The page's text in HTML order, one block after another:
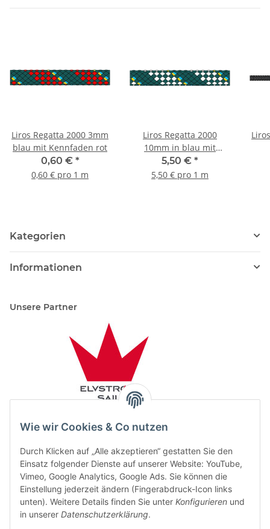
Wie wir Cookies & Co nutzen
Durch Klicken auf „Alle akzeptieren“ gestatten Sie den
Einsatz folgender Dienste auf unserer Website: YouTube,
Vimeo, Google Analytics, Google Ads. Sie können die
Einstellung jederzeit ändern (Fingerabdruck-Icon links
unten). Weitere Details finden Sie unter Konfigurieren und
in unserer Datenschutzerklärung.
Liros Regatta 2000 3mm
blau mit Kennfaden rot
0,60 € *
0,60 € pro 1 m
Liros Regatta 2000
10mm in blau mit
Kennfaden weiss
5,50 € *
5,50 € pro 1 m
Kategorien
Informationen
Unsere Partner